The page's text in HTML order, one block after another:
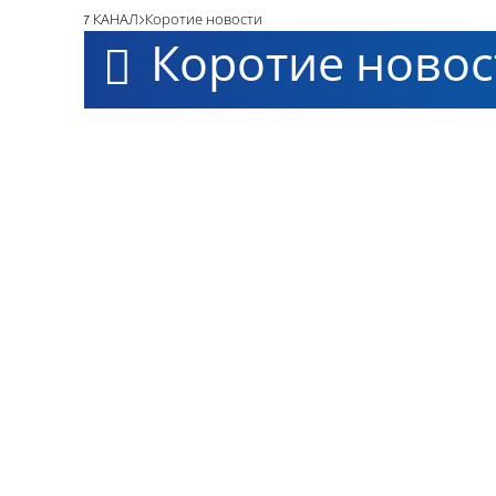
7 КАНАЛ Коротие новости
Коротие